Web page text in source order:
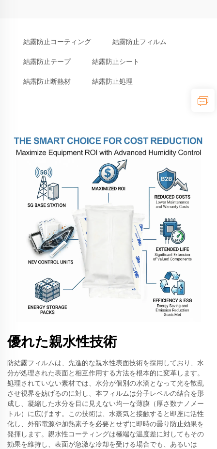
結露防止コーティング 結露防止フィルム
結露防止テープ 結露防止シート
結露防止断熱材 結露防止処理
優れた親水性技術
防結露フィルムは、先進的な親水性表面技術を採用しており、水
分が処理された表面と相互作用する方法を根本的に変革します。
処理されていない素材では、水分が個別の水滴となって光を散乱
させ視界を妨げるのに対し、本フィルムは分子レベルの結合を形
成し、凝縮した水分を目に見えない均一な薄膜（厚さ数ナノメー
トル）に広げます。この技術は、水蒸気と接触すると即座に活性
化し、外部電源や加熱素子を必要とせずに即時の曇り防止効果を
発揮します。親水性コーティングは極端な温度差に対してもその
効果を維持し、表面が急激な冷却を受ける場合でも、あるいは